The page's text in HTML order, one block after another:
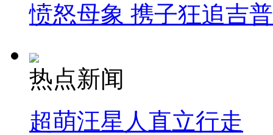
愤怒母象 携子狂追吉
热点新闻
超萌汪星人直立行走